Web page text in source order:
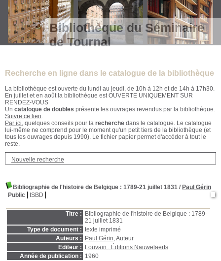
Bibliothèque du Séminaire
de Tournai
Recherche en ligne dans le catalogue de la bibliothèque
La bibliothèque est ouverte du lundi au jeudi, de 10h à 12h et de 14h à 17h30.
En juillet et en août la bibliothèque est OUVERTE UNIQUEMENT SUR
RENDEZ-VOUS
Un catalogue de doubles présente les ouvrages revendus par la bibliothèque.
Suivre ce lien.
Par ici, quelques conseils pour la recherche dans le catalogue. Le catalogue
lui-même ne comprend pour le moment qu'un petit tiers de la bibliothèque (et
tous les ouvrages depuis 1990). Le fichier papier permet d'accéder à tout le
reste.
Nouvelle recherche
Bibliographie de l'histoire de Belgique : 1789-21 juillet 1831 / Paul Gérin
Public
ISBD
Titre :
Bibliographie de l'histoire de Belgique : 1789-
21 juillet 1831
Type de document : texte imprimé
Auteurs :
Paul Gérin, Auteur
Editeur :
Louvain : Éditions Nauwelaerts
Année de publication : 1960